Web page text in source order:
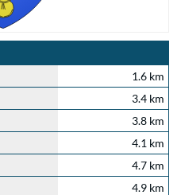
1.6 km
3.4 km
3.8 km
4.1 km
4.7 km
4.9 km